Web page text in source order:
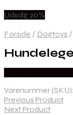
Udsalg 20%
Forside / Dogtoys /
Varenummer (SKU):
Previous Product
Next Product